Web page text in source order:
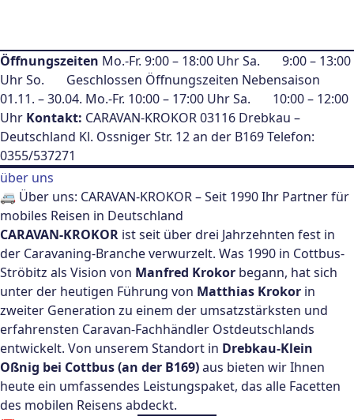
Öffnungszeiten Mo.-Fr. 9:00 – 18:00 Uhr Sa. 9:00 – 13:00
Uhr So. Geschlossen Öffnungszeiten Nebensaison
01.11. – 30.04. Mo.-Fr. 10:00 – 17:00 Uhr Sa. 10:00 – 12:00
Uhr Kontakt: CARAVAN-KROKOR 03116 Drebkau –
Deutschland Kl. Ossniger Str. 12 an der B169Telefon:
0355/537271
über uns
🚐 Über uns: CARAVAN-KROKOR – Seit 1990 Ihr Partner für
mobiles Reisen in Deutschland
CARAVAN-KROKOR ist seit über drei Jahrzehnten fest in
der Caravaning-Branche verwurzelt. Was 1990 in Cottbus-
Ströbitz als Vision von Manfred Krokor begann, hat sich
unter der heutigen Führung von Matthias Krokor in
zweiter Generation zu einem der umsatzstärksten und
erfahrensten Caravan-Fachhändler Ostdeutschlands
entwickelt. Von unserem Standort in Drebkau-Klein
Oßnig bei Cottbus (an der B169)aus bieten wir Ihnen
heute ein umfassendes Leistungspaket, das alle Facetten
des mobilen Reisens abdeckt.